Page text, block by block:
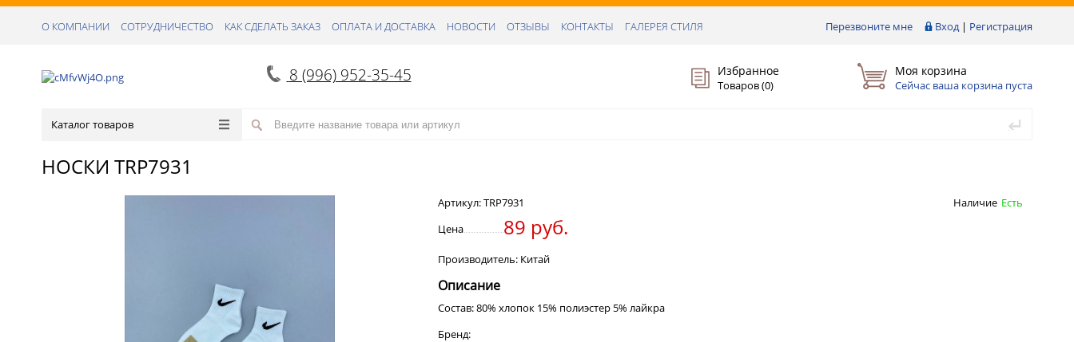
Перезвоните мне Вход | Регистрация
О КОМПАНИИ СОТРУДНИЧЕСТВО КАК СДЕЛАТЬ ЗАКАЗ ОПЛАТА И ДОСТАВКА НОВОСТИ ОТЗЫВЫ КОНТАКТЫ ГАЛЕРЕЯ СТИЛЯ
8 (996) 952-35-45 Избранное
Товаров (0)
Моя корзина
Сейчас ваша корзина пуста
Каталог товаров
НОСКИ TRP7931
Артикул:TRP7931 Наличие Есть
Цена
89 руб.
Производитель: Китай
Описание
Состав: 80% хлопок 15% полиэстер 5% лайкра
Бренд: